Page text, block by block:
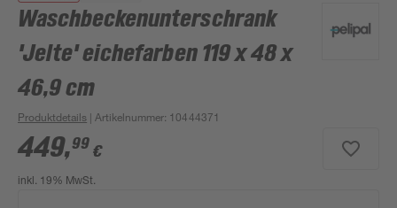
Waschbeckenunterschrank
'Jelte' eichefarben 119 x 48 x
46,9 cm
Produktdetails | Artikelnummer: 10444371
449,99 €
inkl. 19% MwSt.